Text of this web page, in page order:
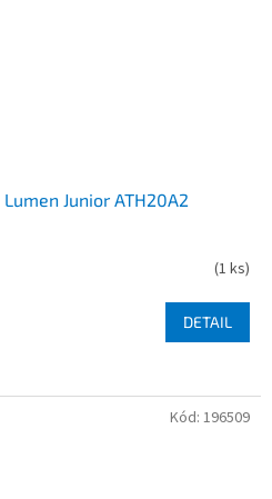
Junior ATH20A2
(1 ks)
DETAIL
Kód: 196509